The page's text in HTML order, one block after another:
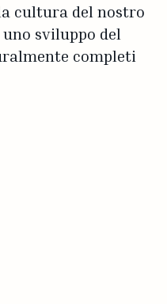
cultura del nostro
sviluppo del
completi